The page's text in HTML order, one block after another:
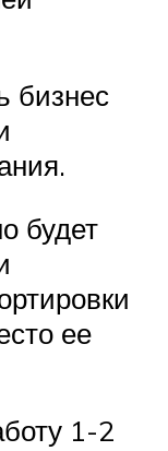
бизнес
будет
ее
1-2